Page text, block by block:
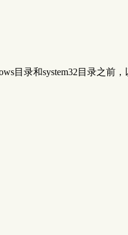
目录和system32目录之前